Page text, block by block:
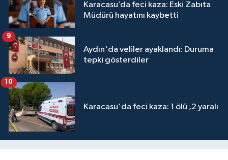
Karacasu’da feci kaza: Eski Zabıta
Müdürü hayatını kaybetti
Aydın'da veliler ayaklandı: Duruma
tepki gösterdiler
9
Karacasu'da feci kaza: 1 ölü ,2 yaralı
10